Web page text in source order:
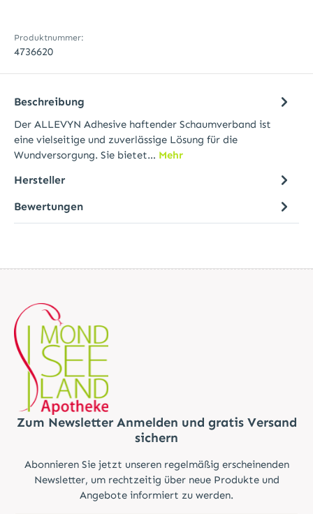
Produktnummer:
4736620
Beschreibung
Der ALLEVYN Adhesive haftender Schaumverband ist
eine vielseitige und zuverlässige Lösung für die
Wundversorgung. Sie bietet… Mehr
Hersteller
Bewertungen
Zum Newsletter Anmelden und gratis Versand
sichern
Abonnieren Sie jetzt unseren regelmäßig erscheinenden
Newsletter, um rechtzeitig über neue Produkte und
Angebote informiert zu werden.